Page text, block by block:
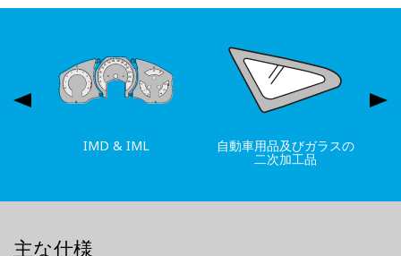
IMD & IML 自動車用品及びガラスの
二次加工品
主な仕様